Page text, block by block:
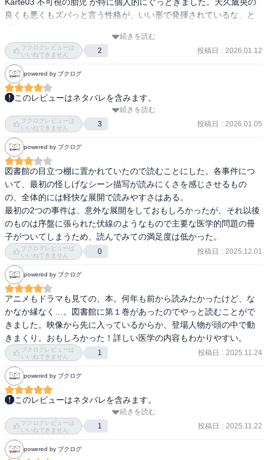
良くも悪くもズバっと言う性格が、いい形で発揮されているな、と
続きを読む
ブクログレビューは
いいねできません
2 投稿日 : 2026.01.12
powered by ブクログ
このレビューはネタバレを含みます。
カッパとか火の玉とか非現実的な現象の謎解きからの
子宮外妊娠や、ミュンヒハンゼン症候群。
グレープフルーツジュースは薬と一緒には飲まないって知ってたか
らか、フルーツジュースが「苦い」の感想で、おや？と思った私も
結構推理もの慣れてるのかな。
続きを読む
ブクログレビューは
いいねできません
3 投稿日 : 2026.01.05
powered by ブクログ
図書館の目立つ棚に置かれていたので読むことにした。各事件につ
いて、最初の怪しげなシーン描写が読みにくさを感じさせるもの
の、全体的には軽快な展開で読みやすさはある。
最初の2つの事件は、意外な展開をしておもしろかったが、それ以後
のものは序盤に張られた伏線のようなもので主要な医学的問題の冊
子がついてしまうため、読んでみての満足度は低かった。
ブクログレビューは
いいねできません
0 投稿日 : 2025.12.01
powered by ブクログ
アニメもドラマも見ての、本。何年も前から読みたかったけど、な
かなか縁なく…。図書館に第１巻があったのでやっと読むことがで
きました。映像から先に入っているからか、登場人物が頭の中で動
きまくり。おもしろかった！詳しい医学の内容もわかりやすい。
ブクログレビューは
いいねできません
1 投稿日 : 2025.11.24
powered by ブクログ
このレビューはネタバレを含みます。
とても読みやすい。一気読みだった。
それぞれの話の最後はアッと言わせられた。
正直3話目まで「普通に」面白いだったが、最終話のスリリングな展
開は「非常に」面白かった！代理ミュンヒハウゼン症候群だろうな
続きを読む
ブクログレビューは
いいねできません
1 投稿日 : 2025.11.22
powered by ブクログ